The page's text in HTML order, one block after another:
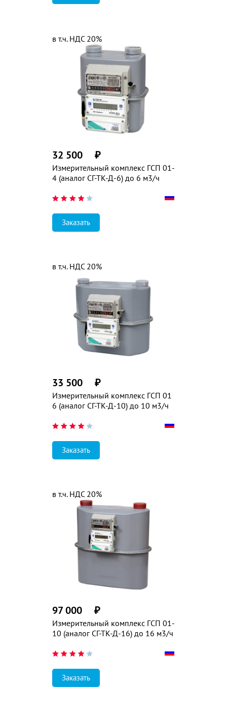
Измерительный комплекс ГСП 01-
4 (аналог СГ-ТК-Д-6) до 6 м3/ч
32 500 ₽
в т.ч. НДС 20%
Заказать
Измерительный комплекс ГСП 01
6 (аналог СГ-ТК-Д-10) до 10 м3/ч
33 500 ₽
в т.ч. НДС 20%
Заказать
Измерительный комплекс ГСП 01-
10 (аналог СГ-ТК-Д-16) до 16 м3/ч
97 000 ₽
в т.ч. НДС 20%
Заказать